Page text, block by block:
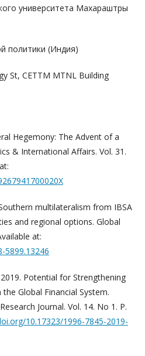
университета Махараштры
политики (Индия)
St, CETTM MTNL Building
Hegemony: The Advent of a
& International Affairs. Vol. 31.
multilateralism from IBSA
and regional options. Global
at:
5899.13246
Potential for Strengthening
the Global Financial System.
Journal. Vol. 14. No 1. P.
10.17323/1996-7845-2019-